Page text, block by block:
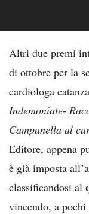
Altri due premi
di ottobre per la
cardiologa
Indemoniate-
Campanella al
Editore, appena
è già imposta
classificandosi al
vincendo, a